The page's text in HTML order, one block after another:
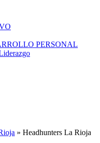
PERSONAL
» Headhunters La Rioja